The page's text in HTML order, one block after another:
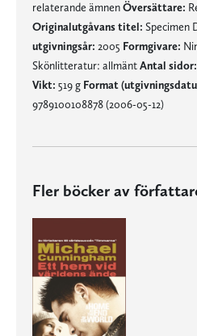
relaterande ämnenÖversättare:
Originalutgåvans titel: Specimen
utgivningsår: 2005 Formgivare:
Skönlitteratur: allmäntAntal sidor:
Vikt: 519 g Format
9789100108878 (2006-05-12)
Fler böcker av